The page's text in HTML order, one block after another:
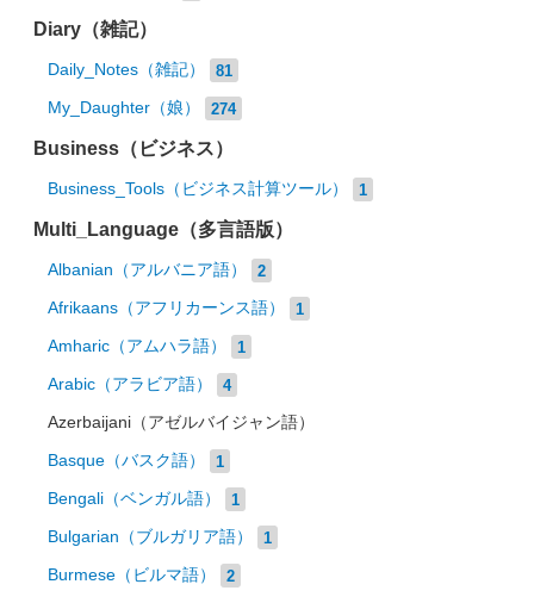
Diary（雑記）
Daily_Notes（雑記） 81
My_Daughter（娘） 274
Business（ビジネス）
Business_Tools（ビジネス計算ツール） 1
Multi_Language（多言語版）
Albanian（アルバニア語） 2
Afrikaans（アフリカーンス語） 1
Amharic（アムハラ語） 1
Arabic（アラビア語） 4
Azerbaijani（アゼルバイジャン語）
Basque（バスク語） 1
Bengali（ベンガル語） 1
Bulgarian（ブルガリア語） 1
Burmese（ビルマ語） 2